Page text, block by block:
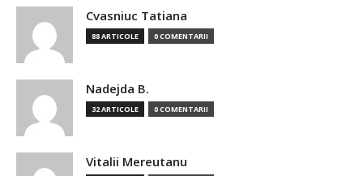
Cvasniuc Tatiana
88 ARTICOLE 0 COMENTARII
Nadejda B.
32 ARTICOLE 0 COMENTARII
Vitalii Mereutanu